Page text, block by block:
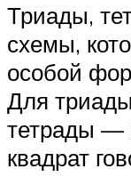
Триады,
схемы,
особой
Для
тетрады —
квадрат